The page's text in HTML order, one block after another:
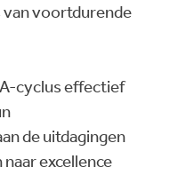
van voortdurende
cyclus effectief
de uitdagingen
excellence